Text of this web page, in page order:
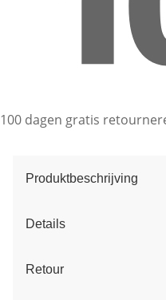
100 dagen gratis
Produktbeschrijving
Details
Retour